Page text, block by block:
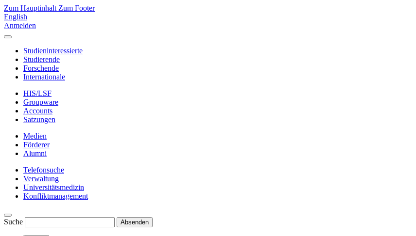
Zum Hauptinhalt Zum Footer
English
Anmelden
Studieninteressierte
Studierende
Forschende
Internationale
HIS/LSF
Groupware
Accounts
Satzungen
Medien
Förderer
Alumni
Telefonsuche
Verwaltung
Universitätsmedizin
Konfliktmanagement
Suche Absenden